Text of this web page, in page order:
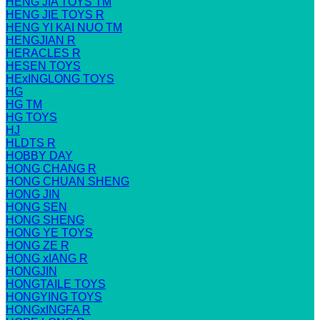
HENG JIE TOYS R
HENG YI KAI NUO TM
HENGJIAN R
HERACLES R
HESEN TOYS
HExINGLONG TOYS
HG
HG TM
HG TOYS
HJ
HLDTS R
HOBBY DAY
HONG CHANG R
HONG CHUAN SHENG
HONG JIN
HONG SEN
HONG SHENG
HONG YE TOYS
HONG ZE R
HONG xIANG R
HONGJIN
HONGTAILE TOYS
HONGYING TOYS
HONGxINGFA R